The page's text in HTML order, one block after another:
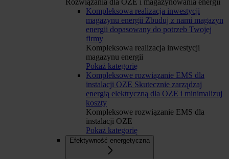
Rozwiązania dla OZE i magazynowania energii
Kompleksowa realizacja inwestycji
magazynu energii Zbuduj z nami magazyn
energii dopasowany do potrzeb Twojej
firmy
Kompleksowa realizacja inwestycji
magazynu energii
Pokaż kategorię
Kompleksowe rozwiązanie EMS dla
instalacji OZE Skutecznie zarządzaj
energią elektryczną dla OZE i minimalizuj
koszty
Kompleksowe rozwiązanie EMS dla
instalacji OZE
Pokaż kategorię
Efektywność energetyczna